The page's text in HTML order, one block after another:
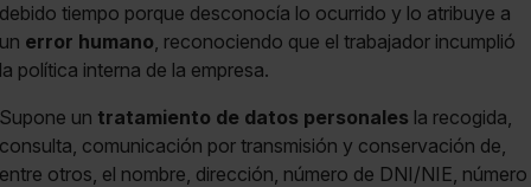
debido tiempo porque desconocía lo ocurrido y lo atribuye a
un error humano, reconociendo que el trabajador incumplió
la política interna de la empresa.
Supone un tratamiento de datos personales la recogida,
consulta, comunicación por transmisión y conservación de,
entre otros, el nombre, dirección, número de DNI/NIE, número